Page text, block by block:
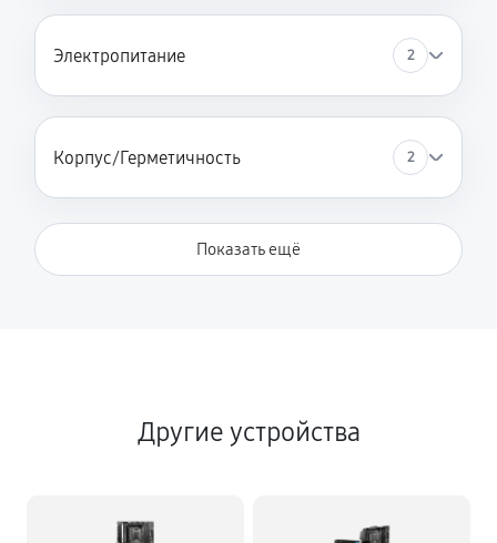
Электропитание 2
Корпус/Герметичность 2
Показать ещё
Другие устройства